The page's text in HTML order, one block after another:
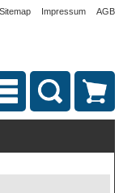
Sitemap Impressum AGB